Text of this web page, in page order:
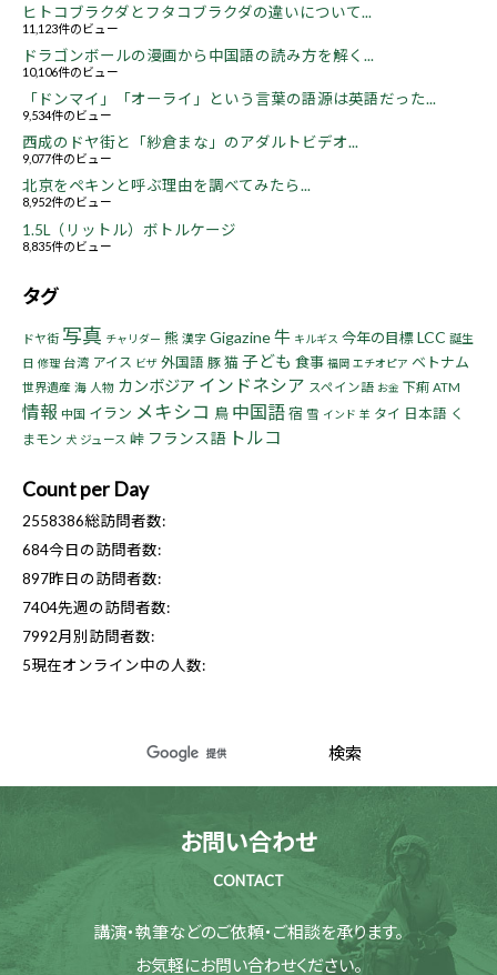
ヒトコブラクダとフタコブラクダの違いについて...
11,123件のビュー
ドラゴンボールの漫画から中国語の読み方を解く...
10,106件のビュー
「ドンマイ」「オーライ」という言葉の語源は英語だった...
9,534件のビュー
西成のドヤ街と「紗倉まな」のアダルトビデオ...
9,077件のビュー
北京をペキンと呼ぶ理由を調べてみたら...
8,952件のビュー
1.5L（リットル）ボトルケージ
8,835件のビュー
タグ
ドヤ街 写真 チャリダー 熊 漢字 Gigazine牛 キルギス 今年の目標LCC 誕生
日 修理 台湾 アイス ビザ 外国語 豚 猫子ども 食事 福岡 エチオピア ベトナム
世界遺産 海 人物 カンボジア インドネシア スペイン語 お金 下痢 ATM
情報 中国 イラン メキシコ 鳥 中国語宿 雪 インド 羊 タイ 日本語 く
まモン 犬 ジュース 峠 フランス語 トルコ
Count per Day
2558386総訪問者数:
684今日の訪問者数:
897昨日の訪問者数:
7404先週の訪問者数:
7992月別訪問者数:
5現在オンライン中の人数:
お問い合わせ
CONTACT
講演・執筆などのご依頼・ご相談を承ります。
お気軽にお問い合わせください。